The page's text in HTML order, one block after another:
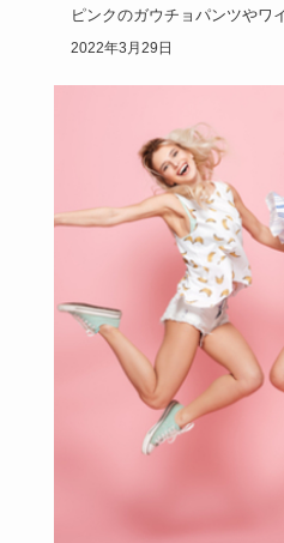
ピンクのガウチョパンツやワ
ても綺麗なアイ…
2022年3月29日